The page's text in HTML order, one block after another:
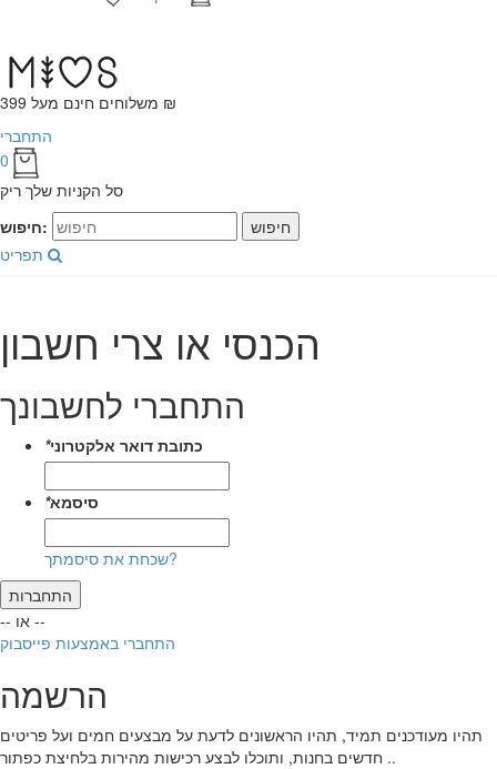
משלוחים חינם מעל 399 ₪
התחברי
0
סל הקניות שלך ריק
חיפוש:
חיפוש
תפריט
הכנסי או צרי חשבון
התחברי לחשבונך
*כתובת דואר אלקטרוני
*סיסמא
שכחת את סיסמתך?
התחברות
-- או --
התחברי באמצעות פייסבוק
הרשמה
תהיו מעודכנים תמיד, תהיו הראשונים לדעת על מבצעים חמים ועל פריטים
חדשים בחנות, ותוכלו לבצע רכישות מהירות בלחיצת כפתור ..